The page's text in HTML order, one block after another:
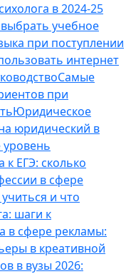
в 2024-25
выбрать учебное
при поступлении
интернет
Самые
при
Юридическое
юридический в
уровень
к ЕГЭ: сколько
в сфере
и что
шаги к
в сфере рекламы:
в креативной
в вузы 2026: